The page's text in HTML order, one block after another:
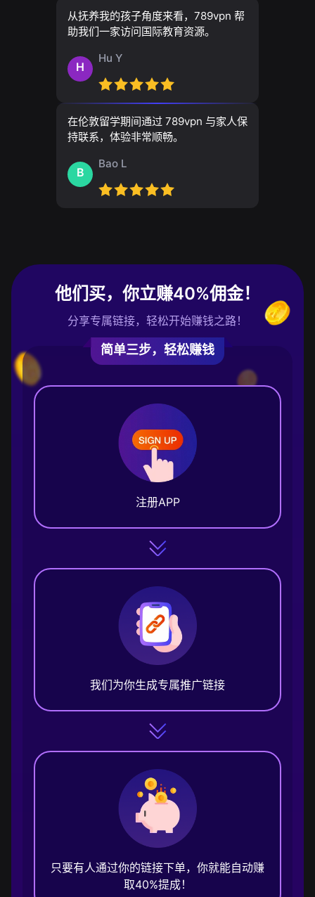
从抚养我的孩子角度来看，789vpn 帮
助我们一家访问国际教育资源。
H
Hu Y
在伦敦留学期间通过 789vpn 与家人保
持联系，体验非常顺畅。
B
Bao L
他们买，你立赚40%佣金！
分享专属链接，轻松开始赚钱之路！
简单三步，轻松赚钱
注册APP
我们为你生成专属推广链接
只要有人通过你的链接下单，你就能自动赚
取40%提成！